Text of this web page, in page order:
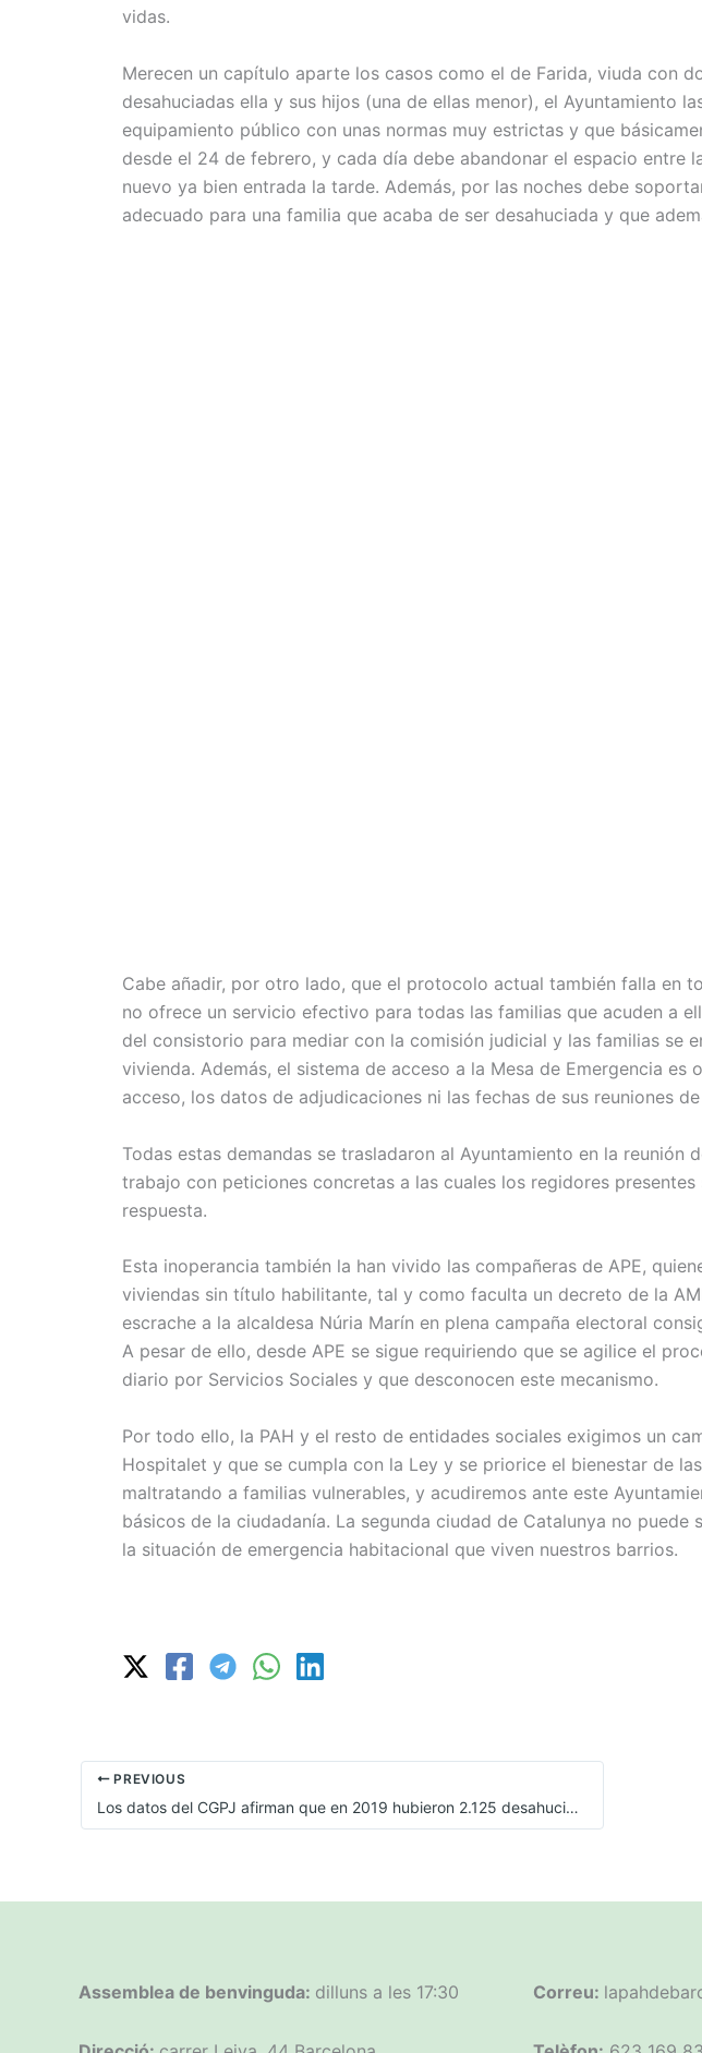
vidas.
Merecen un capítulo aparte los casos como el de Farida, viuda con
desahuciadas ella y sus hijos (una de ellas menor), el Ayuntamiento
equipamiento público con unas normas muy estrictas y que
desde el 24 de febrero, y cada día debe abandonar el espacio entre
nuevo ya bien entrada la tarde. Además, por las noches debe
adecuado para una familia que acaba de ser desahuciada y que
Cabe añadir, por otro lado, que el protocolo actual también falla en
no ofrece un servicio efectivo para todas las familias que acuden a
del consistorio para mediar con la comisión judicial y las familias se
vivienda. Además, el sistema de acceso a la Mesa de Emergencia
acceso, los datos de adjudicaciones ni las fechas de sus reuniones
Todas estas demandas se trasladaron al Ayuntamiento en la
trabajo con peticiones concretas a las cuales los regidores
respuesta.
Esta inoperancia también la han vivido las compañeras de APE,
viviendas sin título habilitante, tal y como faculta un decreto de la
escrache a la alcaldesa Núria Marín en plena campaña electoral
A pesar de ello, desde APE se sigue requiriendo que se agilice el
diario por Servicios Sociales y que desconocen este mecanismo.
Por todo ello, la PAH y el resto de entidades sociales exigimos un
Hospitalet y que se cumpla con la Ley y se priorice el bienestar de
maltratando a familias vulnerables, y acudiremos ante este
básicos de la ciudadanía. La segunda ciudad de Catalunya no
la situación de emergencia habitacional que viven nuestros barrios.
PREVIOUS
Los datos del CGPJ afirman que en 2019 hubieron 2.125 desahucios en Barcelona
Assemblea de benvinguda: dilluns a les 17:30 Correu: